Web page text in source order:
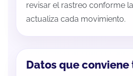
revisar el rastreo conforme
actualiza cada movimiento.
Datos que